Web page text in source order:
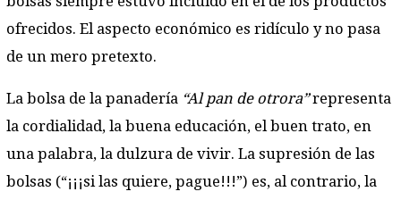
ofrecidos. El aspecto económico es ridículo y no pasa
de un mero pretexto.
La bolsa de la panadería “Al pan de otrora”representa
la cordialidad, la buena educación, el buen trato, en
una palabra, la dulzura de vivir. La supresión de las
bolsas (“¡¡¡si las quiere, pague!!!”) es, al contrario, la